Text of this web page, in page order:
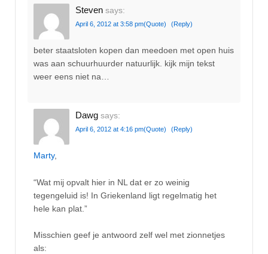
Steven says:
April 6, 2012 at 3:58 pm(Quote) (Reply)
beter staatsloten kopen dan meedoen met open huis
was aan schuurhuurder natuurlijk. kijk mijn tekst
weer eens niet na…
Dawg says:
April 6, 2012 at 4:16 pm(Quote) (Reply)
Marty,
“Wat mij opvalt hier in NL dat er zo weinig
tegengeluid is! In Griekenland ligt regelmatig het
hele kan plat.”
Misschien geef je antwoord zelf wel met zionnetjes
als: